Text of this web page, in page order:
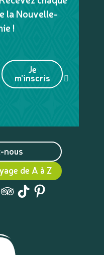
la Nouvelle-
!
Je
m'inscris
nous
de A à Z